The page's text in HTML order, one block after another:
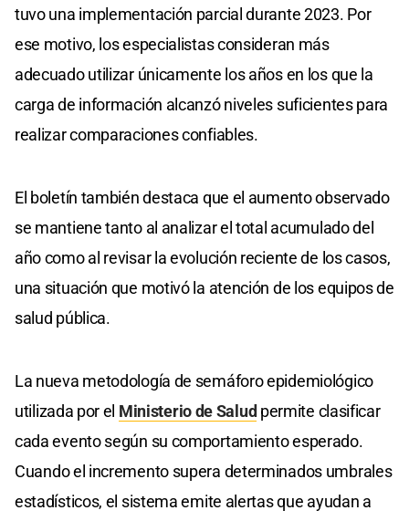
tuvo una implementación parcial durante 2023. Por
ese motivo, los especialistas consideran más
adecuado utilizar únicamente los años en los que la
carga de información alcanzó niveles suficientes para
realizar comparaciones confiables.
El boletín también destaca que el aumento observado
se mantiene tanto al analizar el total acumulado del
año como al revisar la evolución reciente de los casos,
una situación que motivó la atención de los equipos de
salud pública.
La nueva metodología de semáforo epidemiológico
utilizada por el Ministerio de Salud permite clasificar
cada evento según su comportamiento esperado.
Cuando el incremento supera determinados umbrales
estadísticos, el sistema emite alertas que ayudan a